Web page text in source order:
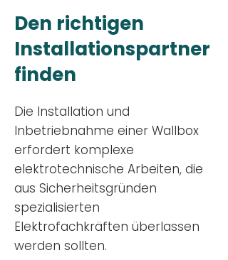
Den richtigen
Installationspartner
finden
Die Installation und
Inbetriebnahme einer Wallbox
erfordert komplexe
elektrotechnische Arbeiten, die
aus Sicherheitsgründen
spezialisierten
Elektrofachkräften überlassen
werden sollten.